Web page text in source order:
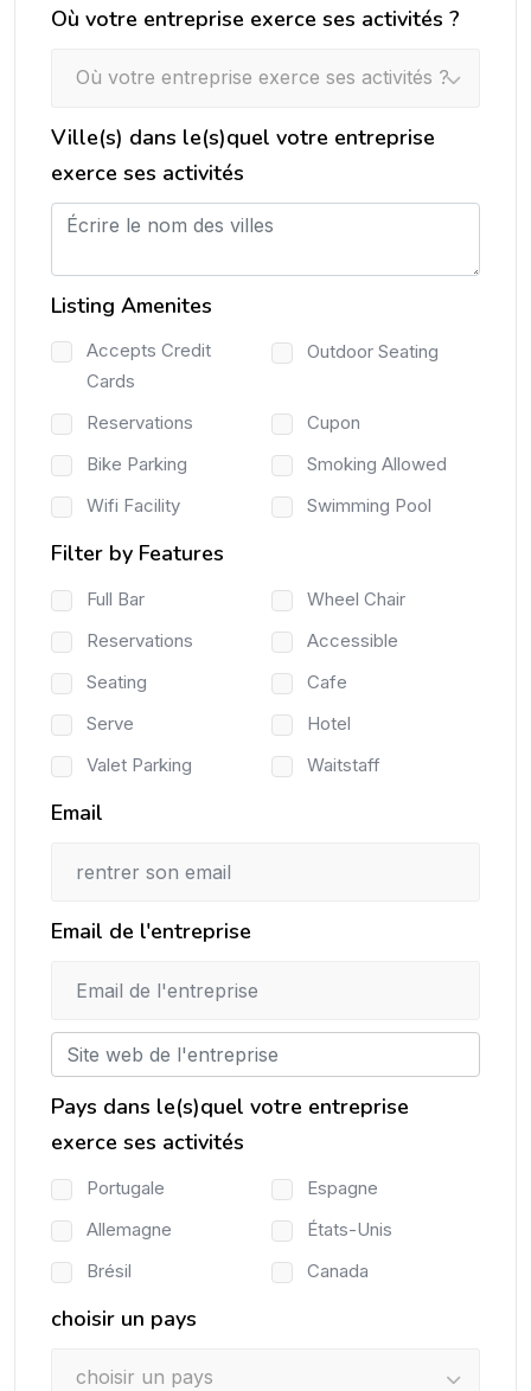
Où votre entreprise exerce ses activités ?
Où votre entreprise exerce ses activités ?
Ville(s) dans le(s)quel votre entreprise
exerce ses activités
Listing Amenites
Accepts Credit
Cards
Outdoor Seating
Reservations
Cupon
Bike Parking
Smoking Allowed
Wifi Facility
Swimming Pool
Filter by Features
Full Bar
Wheel Chair
Reservations
Accessible
Seating
Cafe
Serve
Hotel
Valet Parking
Waitstaff
Email
Email de l'entreprise
Pays dans le(s)quel votre entreprise
exerce ses activités
Portugale
Espagne
Allemagne
États-Unis
Brésil
Canada
choisir un pays
choisir un pays